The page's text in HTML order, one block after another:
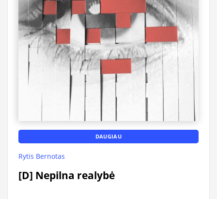
DAUGIAU
Rytis Bernotas
[D] Nepilna realybė